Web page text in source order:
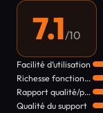
7.1/10
Facilité d’utilisation
Richesse fonctionnelle
Rapport qualité/prix
Qualité du support